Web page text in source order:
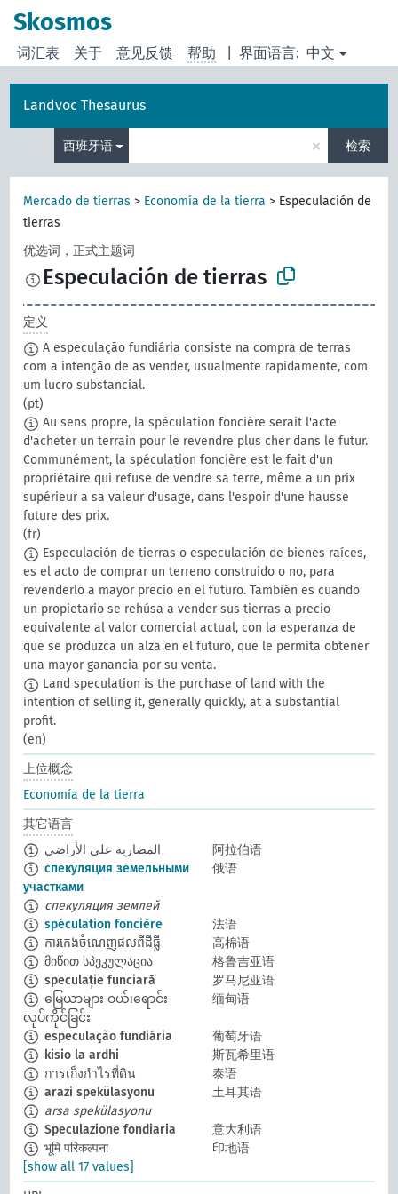
Skosmos
界面语言: 中文
词汇表 关于 意见反馈 帮助
Landvoc Thesaurus
西班牙语 × 检索
Mercado de tierras > Economía de la tierra > Especulación de
tierras
优选词，正式主题词
Especulación de tierras
定义
A especulação fundiária consiste na compra de terras
com a intenção de as vender, usualmente rapidamente, com
um lucro substancial.
(pt)
Au sens propre, la spéculation foncière serait l'acte
d'acheter un terrain pour le revendre plus cher dans le futur.
Communément, la spéculation foncière est le fait d'un
propriétaire qui refuse de vendre sa terre, même a un prix
supérieur a sa valeur d'usage, dans l'espoir d'une hausse
future des prix.
(fr)
Especulación de tierras o especulación de bienes raíces,
es el acto de comprar un terreno construido o no, para
revenderlo a mayor precio en el futuro. También es cuando
un propietario se rehúsa a vender sus tierras a precio
equivalente al valor comercial actual, con la esperanza de
que se produzca un alza en el futuro, que le permita obtener
una mayor ganancia por su venta.
Land speculation is the purchase of land with the
intention of selling it, generally quickly, at a substantial
profit.
(en)
上位概念
Economía de la tierra
其它语言
المضاربة على الأراضي
阿拉伯语
спекуляция земельными
участками
俄语
спекуляция землей
spéculation foncière
法语
ការកេងចំណេញផលពីដីធ្លី
高棉语
მიწით სპეკულაცია
格鲁吉亚语
speculație funciară
罗马尼亚语
မြေယာများ ဝယ်၊ရောင်း
လုပ်ကိုင်ခြင်း
缅甸语
especulação fundiária
葡萄牙语
kisio la ardhi
斯瓦希里语
การเก็งกำไรที่ดิน
泰语
arazi spekülasyonu
土耳其语
arsa spekülasyonu
Speculazione fondiaria
意大利语
भूमि परिकल्पना
印地语
[show all 17 values]